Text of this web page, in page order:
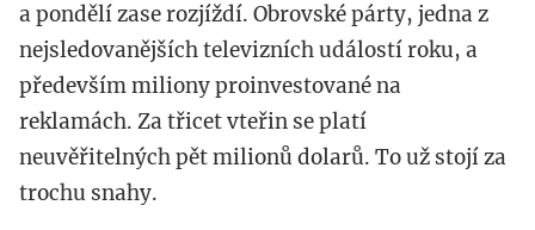
a pondělí zase rozjíždí. Obrovské párty, jedna z
nejsledovanějších televizních událostí roku, a
především miliony proinvestované na
reklamách. Za třicet vteřin se platí
neuvěřitelných pět milionů dolarů. To už stojí za
trochu snahy.